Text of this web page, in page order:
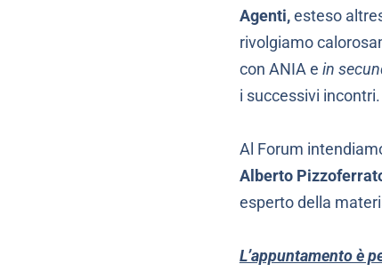
Agenti,esteso
rivolgiamo
con ANIA e in
i successivi incontri.
Al Forum
Alberto
esperto della
L’appuntamento è